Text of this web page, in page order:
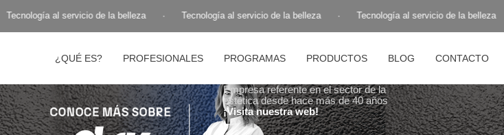
Tecnología al servicio de la belleza Tecnología al servicio de la belleza Tecnología al servicio de la belleza
¿QUÉ ES? PROFESIONALES PROGRAMAS PRODUCTOS BLOG CONTACTO
Empresa referente en el sector de la
estética desde hace más de 40 años
¡Visita nuestra web!